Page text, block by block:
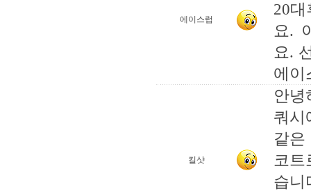
에이스럽
20
요.
요.
에이
킬샷
안녕
쿼시
같은
코트
습니